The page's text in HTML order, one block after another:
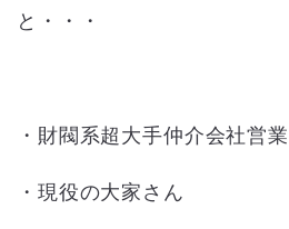
と・・・
・財閥系超大手仲介会社営
・現役の大家さん